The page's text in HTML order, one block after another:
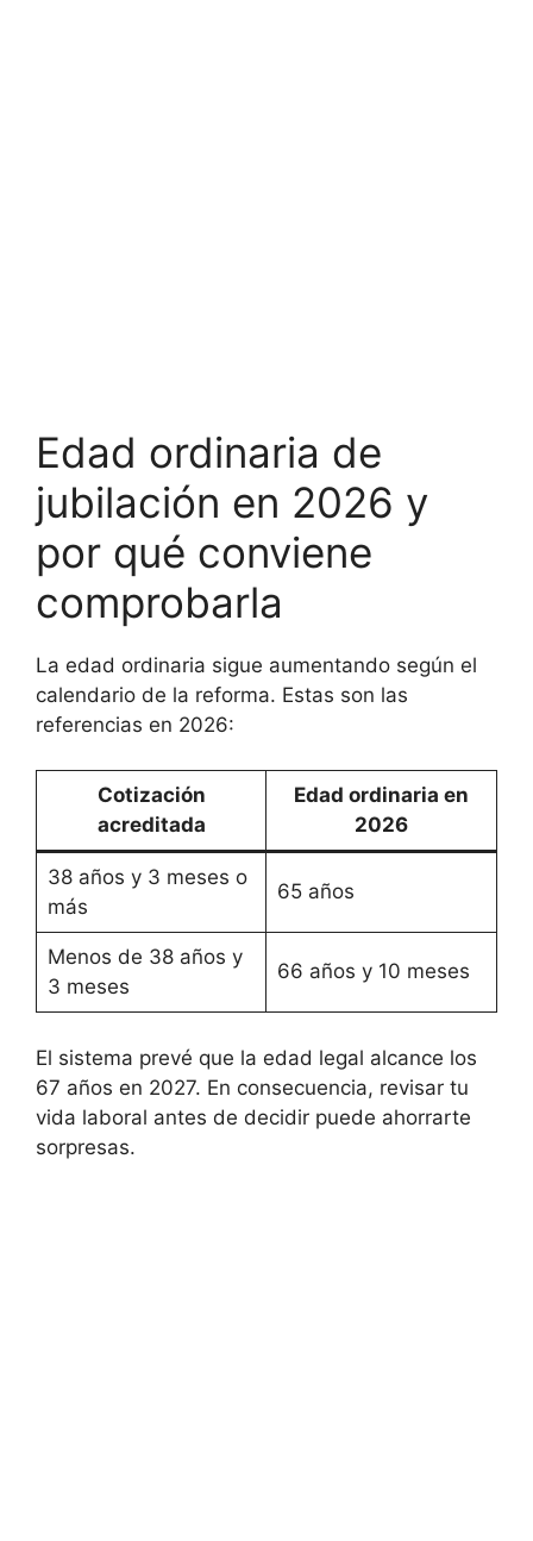
Edad ordinaria de
jubilación en 2026 y
por qué conviene
comprobarla
La edad ordinaria sigue aumentando según el
calendario de la reforma. Estas son las
referencias en 2026:
Cotización
acreditada
Edad ordinaria en
2026
38 años y 3 meses o
más
65 años
Menos de 38 años y
3 meses
66 años y 10 meses
El sistema prevé que la edad legal alcance los
67 años en 2027. En consecuencia, revisar tu
vida laboral antes de decidir puede ahorrarte
sorpresas.